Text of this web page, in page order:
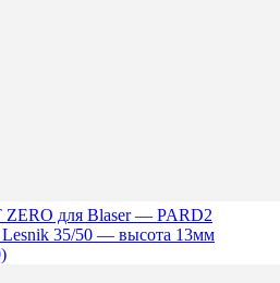
для Blaser — PARD2
35/50 — высота 13мм